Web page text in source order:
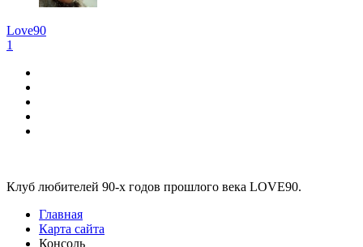
Love90
1
Клуб любителей 90-х годов прошлого века LOVE90.
Главная
Карта сайта
Консоль